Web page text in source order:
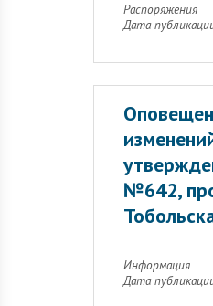
Распоряжения
Дата
№642,
Информация
Дата